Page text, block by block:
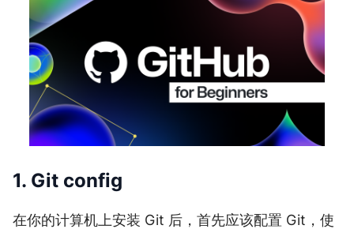
1. Git config
在你的计算机上安装 Git 后，首先应该配置 Git，使